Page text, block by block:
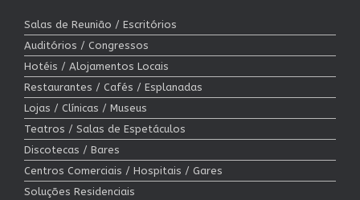
Salas de Reunião / Escritórios
Auditórios / Congressos
Hotéis / Alojamentos Locais
Restaurantes / Cafés / Esplanadas
Lojas / Clínicas / Museus
Teatros / Salas de Espetáculos
Discotecas / Bares
Centros Comerciais / Hospitais / Gares
Soluções Residenciais